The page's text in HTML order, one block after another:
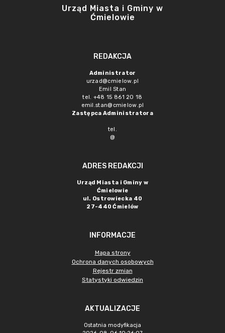
Urząd Miasta i Gminy w
Ćmielowie
REDAKCJA
Administrator
urzad@cmielow.pl
Emil Stan
tel. +48 15 861 20 18
emil.stan@cmielow.pl
Zastępca Administratora
tel.
@
ADRES REDAKCJI
Urząd Miasta i Gminy w
Ćmielowie
ul. Ostrowiecka 40
27-440 Ćmielów
INFORMACJE
Mapa strony
Ochrona danych osobowych
Rejestr zmian
Statystyki odwiedzin
AKTUALIZACJE
Ostatnia modyfikacja